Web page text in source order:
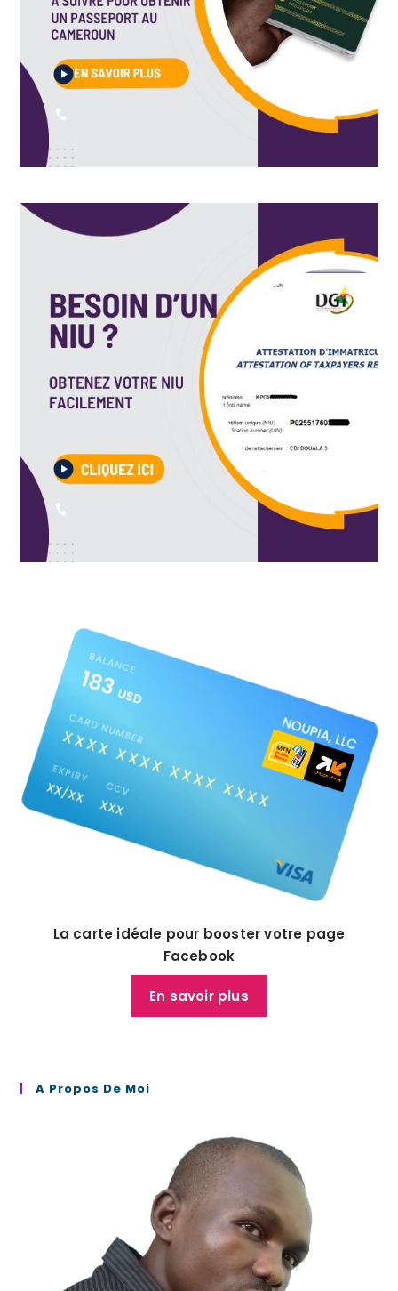
La carte idéale pour booster votre page
Facebook
En savoir plus
A Propos De Moi